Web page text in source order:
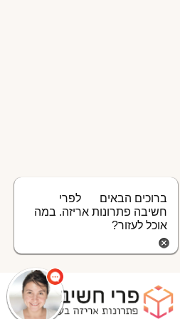
ברוכים הבאים
לפרי
חשיבה פתרונות אריזה. במה
אוכל לעזור?